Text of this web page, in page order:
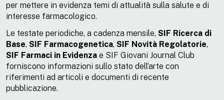
per mettere in evidenza temi di attualità sulla salute e di
interesse farmacologico.
Le testate periodiche, a cadenza mensile, SIF Ricerca di
Base, SIF Farmacogenetica, SIF Novità Regolatorie,
SIF Farmaci in Evidenza e SIF Giovani Journal Club
forniscono informazioni sullo stato dell’arte con
riferimenti ad articoli e documenti di recente
pubblicazione.